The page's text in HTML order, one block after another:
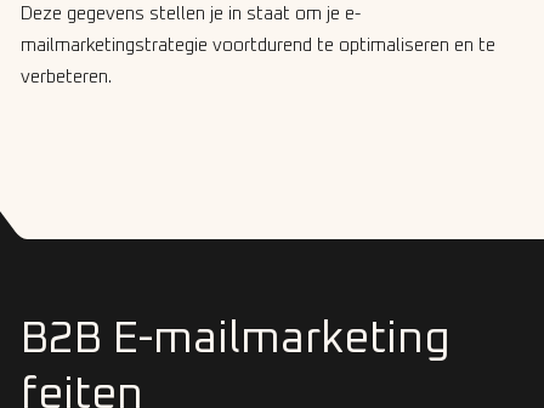
Deze gegevens stellen je in staat om je e-
mailmarketingstrategie voortdurend te optimaliseren en te
verbeteren.
B2B E-mailmarketing
feiten